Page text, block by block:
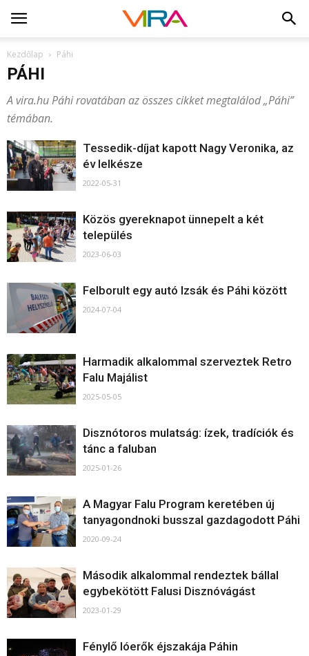
Kezdőlap Páhi
PÁHI
A vira.hu Páhi rovatában az összes cikket megtalálod „Páhi”
témában.
Tessedik-díjat kapott Nagy Veronika, az
év lelkésze
2022-05-31
Közös gyereknapot ünnepelt a két
település
2023-06-03
Felborult egy autó Izsák és Páhi között
2024-07-04
Harmadik alkalommal szerveztek Retro
Falu Majálist
2025-05-05
Disznótoros mulatság: ízek, tradíciók és
tánc a faluban
2025-01-26
A Magyar Falu Program keretében új
tanyagondnoki busszal gazdagodott Páhi
2020-09-24
Második alkalommal rendeztek bállal
egybekötött Falusi Disznóvágást
2023-01-29
Fénylő lóerők éjszakája Páhin